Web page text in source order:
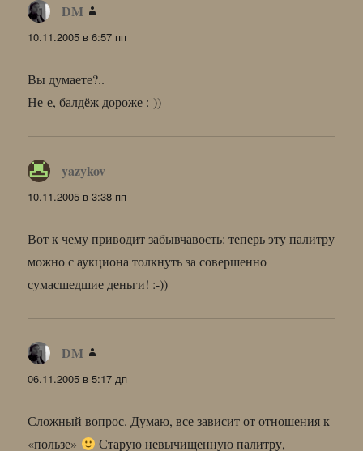
DM
10.11.2005 в 6:57 пп
Вы думаете?..
Не-е, балдёж дороже :-))
yazykov
10.11.2005 в 3:38 пп
Вот к чему приводит забывчавость: теперь эту палитру
можно с аукциона толкнуть за совершенно
сумасшедшие деньги! :-))
DM
06.11.2005 в 5:17 дп
Сложный вопрос. Думаю, все зависит от отношения к
«пользе»
Старую невычищенную палитру,